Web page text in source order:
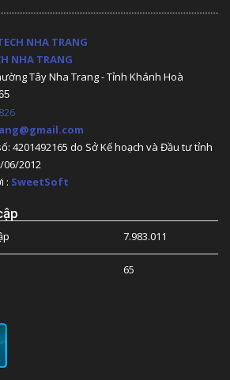
NHA TRANG
NHA TRANG
Tây Nha Trang - Tỉnh Khánh Hoà
4201492165 do Sở Kế hoạch và Đầu tư tỉnh
06/2012
: SweetSoft
7.983.011
65